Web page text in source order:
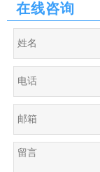
在线咨询